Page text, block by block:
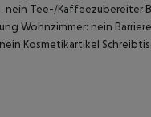
nein Tee-/Kaffeezubereiter
Wohnzimmer: nein
Kosmetikartikel